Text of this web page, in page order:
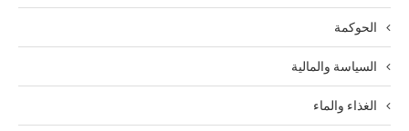
الحوكمة
السياسة والمالية
الغذاء والماء